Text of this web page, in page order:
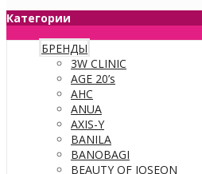
Категории
БРЕНДЫ
3W CLINIC
AGE 20’s
AHC
ANUA
AXIS-Y
BANILA
BANOBAGI
BEAUTY OF JOSEON